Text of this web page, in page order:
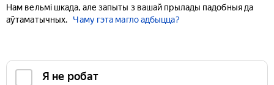
Нам вельмі шкада, але запыты з вашай прылады падобныя да
аўтаматычных.
Чаму гэта магло адбыцца?
Я не робат